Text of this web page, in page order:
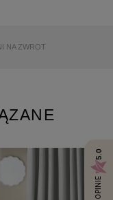
NA ZWROT
OPINIE
5.0